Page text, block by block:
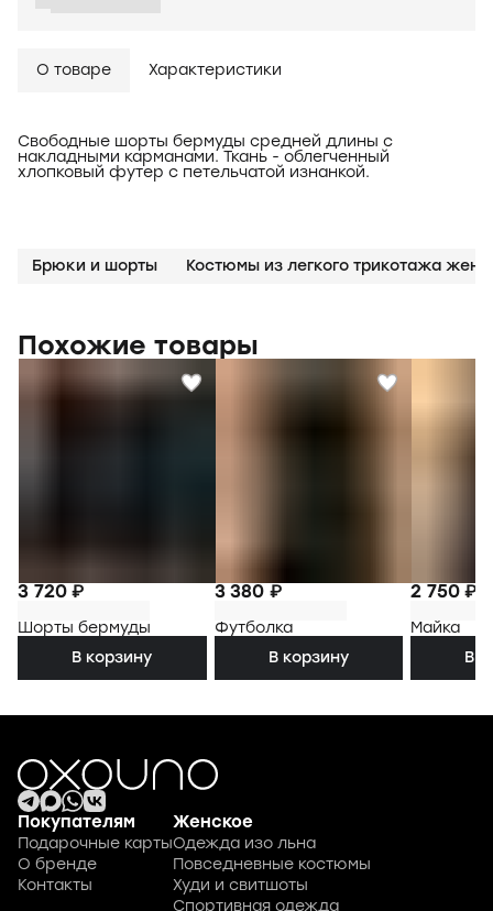
О товаре Характеристики
Свободные шорты бермуды средней длины с
накладными карманами. Ткань - облегченный
хлопковый футер с петельчатой изнанкой.
Брюки и шорты
Похожие товары
3 720 ₽
Шорты бермуды
В корзину
3 380 ₽
Футболка
В корзину
2 750 ₽
Майка
В
Покупателям
Подарочные карты
О бренде
Контакты
Женское
Одежда изо льна
Повседневные костюмы
Худи и свитшоты
Спортивная одежда